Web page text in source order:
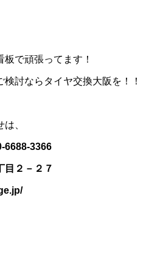
で頑張ってます！
討ならタイヤ交換大阪を！！
、
3366
目２－２７